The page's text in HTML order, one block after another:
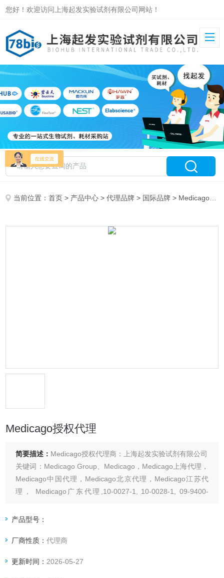
您好！欢迎访问上海起发实验试剂有限公司网站！
当前位置：首页 > 产品中心 >代理品牌 > 国际品牌 > Medicago授权代理
Medicago授权代理
简要描述： Medicago授权代理商：上海起发实验试剂有限公司
关键词：Medicago Group、Medicago，Medicago上海代理，
Medicago中国代理，Medicago北京代理，Medicago江苏代
理， Medicago广东代理,10-0027-1, 10-0028-1, 09-9400-
产品型号：
厂商性质：代理商
更新时间： 2026-05-27